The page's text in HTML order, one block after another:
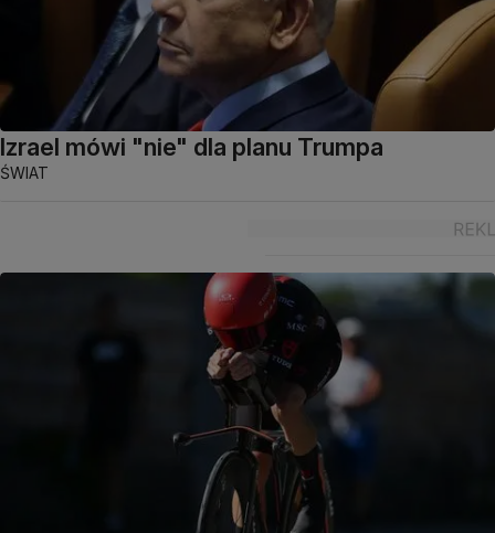
Izrael mówi "nie" dla planu Trumpa
ŚWIAT